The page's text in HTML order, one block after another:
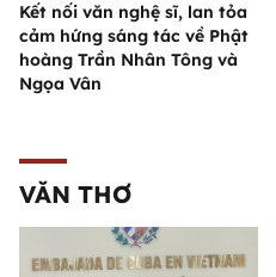
Kết nối văn nghệ sĩ, lan tỏa
cảm hứng sáng tác về Phật
hoàng Trần Nhân Tông và
Ngọa Vân
VĂN THƠ